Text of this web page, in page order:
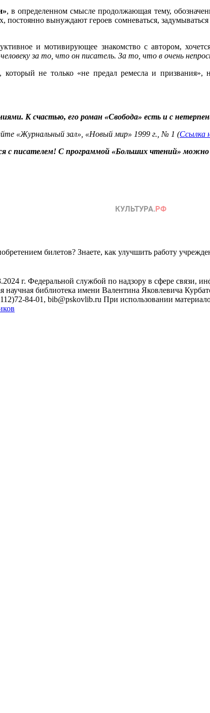
, в определенном смысле продолжающая тему,
постоянно вынуждают героев сомневаться,
и мотивирующее знакомство с автором,
за то, что он писатель. За то, что в очень
не только «не предал ремесла и призвания»,
К счастью, его роман «Свобода» есть и с
«Журнальный зал», «Новый мир» 1999 г., № 1 (Ссылка
с писателем! С программой «Больших чтений» можно
билетов? Знаете, как улучшить работу
г. Федеральной службой по надзору в сфере связи,
научная библиотека имени Валентина Яковлевича
84-01, bib@pskovlib.ru При использовании